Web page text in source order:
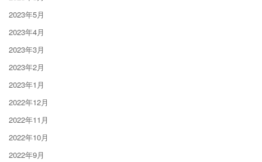
2023年5月
2023年4月
2023年3月
2023年2月
2023年1月
2022年12月
2022年11月
2022年10月
2022年9月